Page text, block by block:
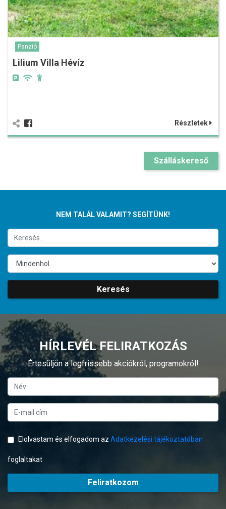
Panzió
Lilium Villa Hévíz
Részletek
Szálláskereső
NEM TALÁL VALAMIT? SEGÍTÜNK!
Keresés
HÍRLEVÉL FELIRATKOZÁS
Értesüljön a legfrissebb akciókról, programokról!
Elolvastam és elfogadom az Adatkezelési tájékoztatóban
foglaltakat
Feliratkozom